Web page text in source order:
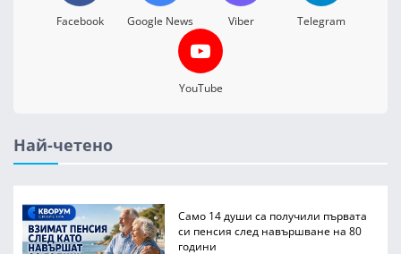
Facebook Google News Viber Telegram
YouTube
Най-четено
Само 14 души са получили първата
си пенсия след навършване на 80
години